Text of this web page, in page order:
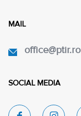
MAIL
office@ptir.ro
SOCIAL MEDIA